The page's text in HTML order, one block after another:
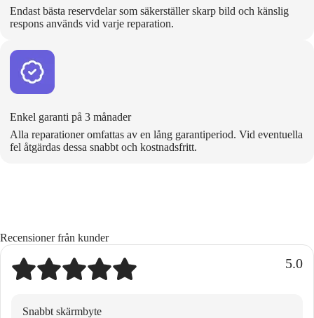
Endast bästa reservdelar som säkerställer skarp bild och känslig
respons används vid varje reparation.
Enkel garanti på 3 månader
Alla reparationer omfattas av en lång garantiperiod. Vid eventuella
fel åtgärdas dessa snabbt och kostnadsfritt.
Recensioner från kunder
5.0
Snabbt skärmbyte